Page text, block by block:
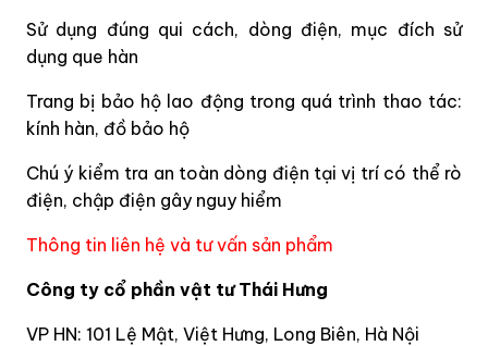
Sử dụng đúng qui cách, dòng điện, mục đích sử
dụng que hàn
Trang bị bảo hộ lao động trong quá trình thao tác:
kính hàn, đồ bảo hộ
Chú ý kiểm tra an toàn dòng điện tại vị trí có thể rò
điện, chập điện gây nguy hiểm
Thông tin liên hệ và tư vấn sản phẩm
Công ty cổ phần vật tư Thái Hưng
VP HN: 101 Lệ Mật, Việt Hưng, Long Biên, Hà Nội